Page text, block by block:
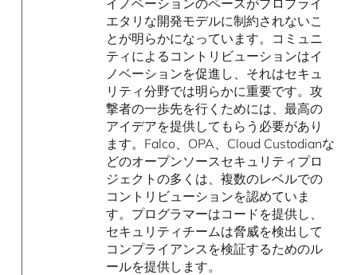
エタリな開発モデルに制約されないこ
とが明らかになっています。コミュニ
ティによるコントリビューションはイ
ノベーションを促進し、それはセキュ
リティ分野では明らかに重要です。攻
撃者の一歩先を行くためには、最高の
アイデアを提供してもらう必要があり
ます。Falco、OPA、Cloud Custodianな
どのオープンソースセキュリティプロ
ジェクトの多くは、複数のレベルでの
コントリビューションを認めていま
す。プログラマーはコードを提供し、
セキュリティチームは脅威を検出して
コンプライアンスを検証するためのル
ールを提供します。